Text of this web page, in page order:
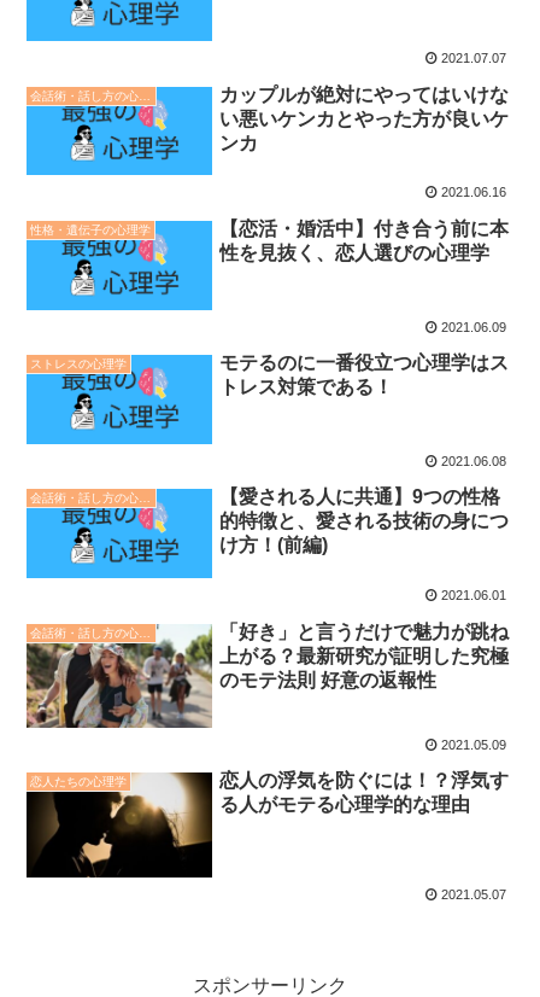
2021.07.07
カップルが絶対にやってはいけな
い悪いケンカとやった方が良いケ
ンカ
2021.06.16
性格・遺伝子の心理学
【恋活・婚活中】付き合う前に本
性を見抜く、恋人選びの心理学
2021.06.09
ストレスの心理学
モテるのに一番役立つ心理学はス
トレス対策である！
2021.06.08
会話術・話し方の心理学
【愛される人に共通】9つの性格
的特徴と、愛される技術の身につ
け方！(前編)
2021.06.01
「好き」と言うだけで魅力が跳ね
上がる？最新研究が証明した究極
のモテ法則 好意の返報性
2021.05.09
恋人たちの心理学
恋人の浮気を防ぐには！？浮気す
る人がモテる心理学的な理由
2021.05.07
スポンサーリンク